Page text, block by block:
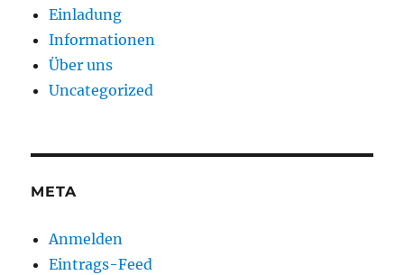
Einladung
Informationen
Über uns
Uncategorized
META
Anmelden
Eintrags-Feed